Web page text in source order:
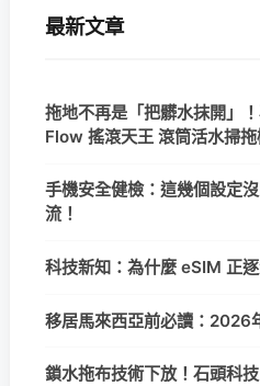
最新文章
拖地不再是「把髒水抹開」
Flow 搖滾天王 滾筒活水掃拖
手機安全健檢：這幾個設定
流！
科技新知：為什麼 eSIM 正
移居馬來西亞前必讀：2026
鎖水拖布技術下放！石頭科